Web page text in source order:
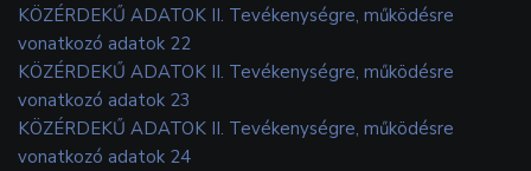
KÖZÉRDEKŰ ADATOK II. Tevékenységre, működésre
vonatkozó adatok 22
KÖZÉRDEKŰ ADATOK II. Tevékenységre, működésre
vonatkozó adatok 23
KÖZÉRDEKŰ ADATOK II. Tevékenységre, működésre
vonatkozó adatok 24